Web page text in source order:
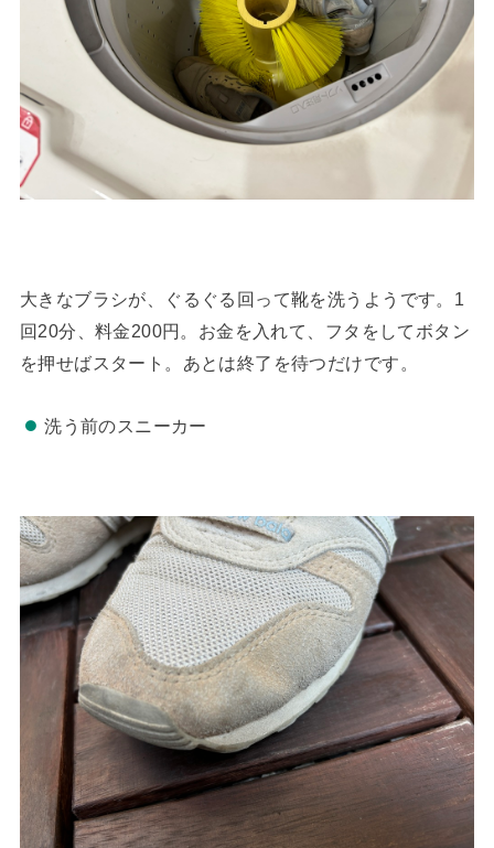
大きなブラシが、ぐるぐる回って靴を洗うようです。1
回20分、料金200円。お金を入れて、フタをしてボタン
を押せばスタート。あとは終了を待つだけです。
洗う前のスニーカー